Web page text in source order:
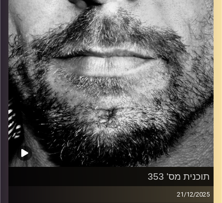
קרדיט תמונות: David Goehring
תוכנית מס' 353
21/12/2025